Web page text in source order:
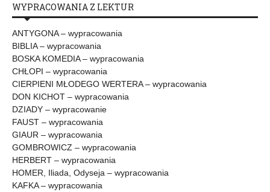
WYPRACOWANIA Z LEKTUR
ANTYGONA – wypracowania
BIBLIA – wypracowania
BOSKA KOMEDIA – wypracowania
CHŁOPI – wypracowania
CIERPIENI MŁODEGO WERTERA – wypracowania
DON KICHOT – wypracowania
DZIADY – wypracowanie
FAUST – wypracowania
GIAUR – wypracowania
GOMBROWICZ – wypracowania
HERBERT – wypracowania
HOMER, Iliada, Odyseja – wypracowania
KAFKA – wypracowania